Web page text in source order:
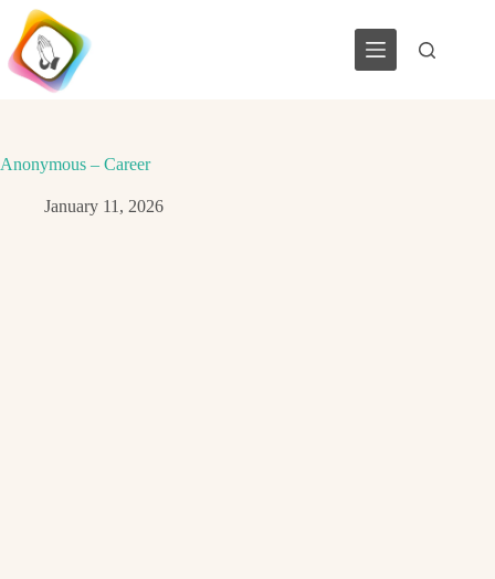
Skip
content
Anonymous – Career
January 11, 2026